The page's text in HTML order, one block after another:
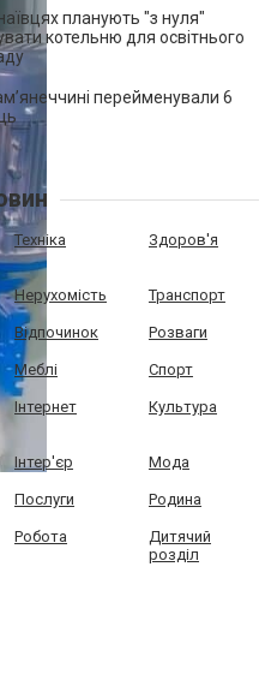
планують "з нуля"
котельню для освітнього
перейменували 6
Техніка Здоров'я
Нерухомість Транспорт
Відпочинок Розваги
Меблі Спорт
Інтернет Культура
Інтер'єр Мода
Послуги Родина
Робота
Дитячий
розділ